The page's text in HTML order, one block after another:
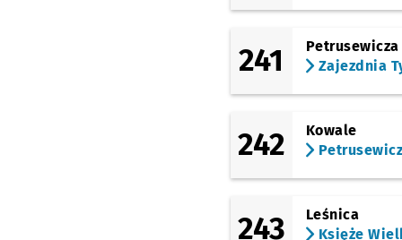
241
Petrusewicza
Zajezdnia
242
Kowale
243
Leśnica
Księże